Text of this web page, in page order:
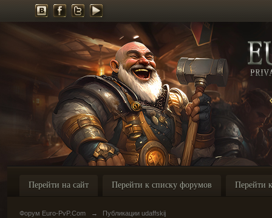
Перейти на сайт Перейти к списку форумов Перейти
Форум Euro-PvP.Com → Публикации udaffskij